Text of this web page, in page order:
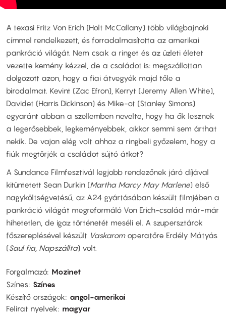
A texasi Fritz Von Erich (Holt McCallany) több világbajnoki
címmel rendelkezett, és forradalmasította az amerikai
pankráció világát. Nem csak a ringet és az üzleti életet
vezette kemény kézzel, de a családot is: megszállottan
dolgozott azon, hogy a fiai átvegyék majd tőle a
birodalmat. Kevint (Zac Efron), Kerryt (Jeremy Allen White),
Davidet (Harris Dickinson) és Mike-ot (Stanley Simons)
egyaránt abban a szellemben nevelte, hogy ha ők lesznek
a legerősebbek, legkeményebbek, akkor semmi sem árthat
nekik. De vajon elég volt ahhoz a ringbeli győzelem, hogy a
fiúk megtörjék a családot sújtó átkot?
A Sundance Filmfesztivál legjobb rendezőnek járó díjával
kitüntetett Sean Durkin (Martha Marcy May Marlene) első
nagyköltségvetésű, az A24 gyártásában készült filmjében a
pankráció világát megreformáló Von Erich-család már-már
hihetetlen, de igaz történetét meséli el. A szupersztárok
főszereplésével készült Vaskaromoperatőre Erdély Mátyás
(Saul fia, Napszállta) volt.
Forgalmazó Mozinet
Színes Színes
Készítő országok
angol-amerikai
Felirat nyelvek
magyar